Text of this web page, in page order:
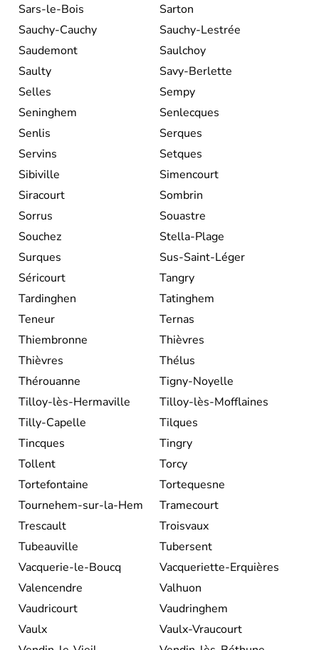
Sars-le-Bois
Sarton
Sauchy-Cauchy
Sauchy-Lestrée
Saudemont
Saulchoy
Saulty
Savy-Berlette
Selles
Sempy
Seninghem
Senlecques
Senlis
Serques
Servins
Setques
Sibiville
Simencourt
Siracourt
Sombrin
Sorrus
Souastre
Souchez
Stella-Plage
Surques
Sus-Saint-Léger
Séricourt
Tangry
Tardinghen
Tatinghem
Teneur
Ternas
Thiembronne
Thièvres
Thièvres
Thélus
Thérouanne
Tigny-Noyelle
Tilloy-lès-Hermaville
Tilloy-lès-Mofflaines
Tilly-Capelle
Tilques
Tincques
Tingry
Tollent
Torcy
Tortefontaine
Tortequesne
Tournehem-sur-la-Hem
Tramecourt
Trescault
Troisvaux
Tubeauville
Tubersent
Vacquerie-le-Boucq
Vacqueriette-Erquières
Valencendre
Valhuon
Vaudricourt
Vaudringhem
Vaulx
Vaulx-Vraucourt